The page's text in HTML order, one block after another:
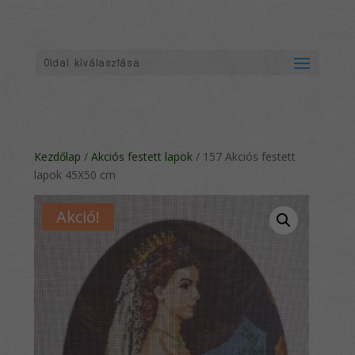
Oldal kiválasztása
Kezdőlap /Akciós festett lapok / 157 Akciós festett
lapok 45X50 cm
Akció!